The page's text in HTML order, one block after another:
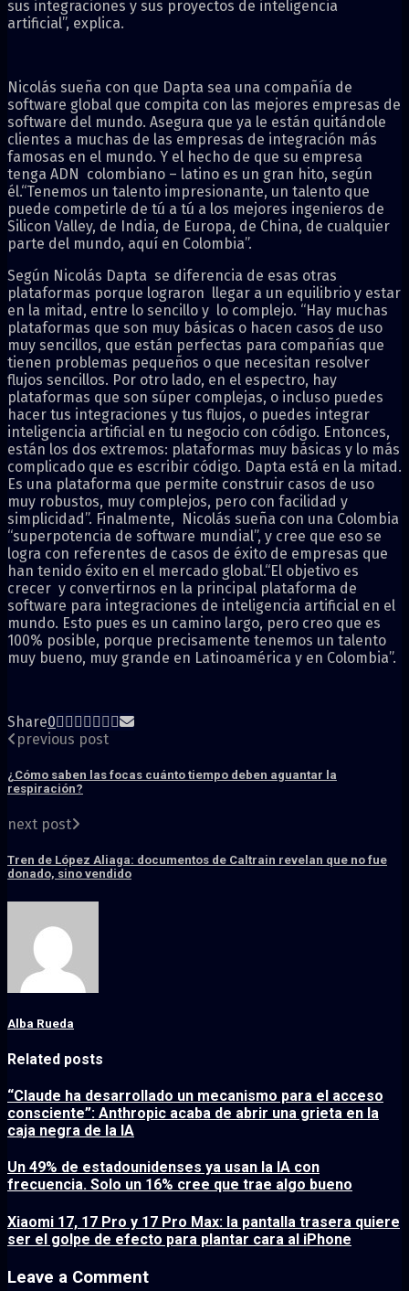
sus integraciones y sus proyectos de inteligencia
artificial”, explica.
Nicolás sueña con que Dapta sea una compañía de
software global que compita con las mejores empresas de
software del mundo. Asegura que ya le están quitándole
clientes a muchas de las empresas de integración más
famosas en el mundo. Y el hecho de que su empresa
tenga ADN colombiano – latino es un gran hito, según
él.“Tenemos un talento impresionante, un talento que
puede competirle de tú a tú a los mejores ingenieros de
Silicon Valley, de India, de Europa, de China, de cualquier
parte del mundo, aquí en Colombia”.
Según Nicolás Dapta se diferencia de esas otras
plataformas porque lograron llegar a un equilibrio y estar
en la mitad, entre lo sencillo y lo complejo. “Hay muchas
plataformas que son muy básicas o hacen casos de uso
muy sencillos, que están perfectas para compañías que
tienen problemas pequeños o que necesitan resolver
flujos sencillos. Por otro lado, en el espectro, hay
plataformas que son súper complejas, o incluso puedes
hacer tus integraciones y tus flujos, o puedes integrar
inteligencia artificial en tu negocio con código. Entonces,
están los dos extremos: plataformas muy básicas y lo más
complicado que es escribir código. Dapta está en la mitad.
Es una plataforma que permite construir casos de uso
muy robustos, muy complejos, pero con facilidad y
simplicidad”. Finalmente, Nicolás sueña con una Colombia
“superpotencia de software mundial”, y cree que eso se
logra con referentes de casos de éxito de empresas que
han tenido éxito en el mercado global.“El objetivo es
crecer y convertirnos en la principal plataforma de
software para integraciones de inteligencia artificial en el
mundo. Esto pues es un camino largo, pero creo que es
100% posible, porque precisamente tenemos un talento
muy bueno, muy grande en Latinoamérica y en Colombia”.
Share0
previous post
¿Cómo saben las focas cuánto tiempo deben aguantar la
respiración?
next post
Tren de López Aliaga: documentos de Caltrain revelan que no fue
donado, sino vendido
Alba Rueda
Related posts
“Claude ha desarrollado un mecanismo para el acceso
consciente”: Anthropic acaba de abrir una grieta en la
caja negra de la IA
Un 49% de estadounidenses ya usan la IA con
frecuencia. Solo un 16% cree que trae algo bueno
Xiaomi 17, 17 Pro y 17 Pro Max: la pantalla trasera quiere
ser el golpe de efecto para plantar cara al iPhone
Leave a Comment